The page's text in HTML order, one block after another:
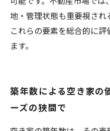
地・管理状態も重要視さ
これらの要素を総合的に
ます。
築年数による空き家の
ーズの狭間で